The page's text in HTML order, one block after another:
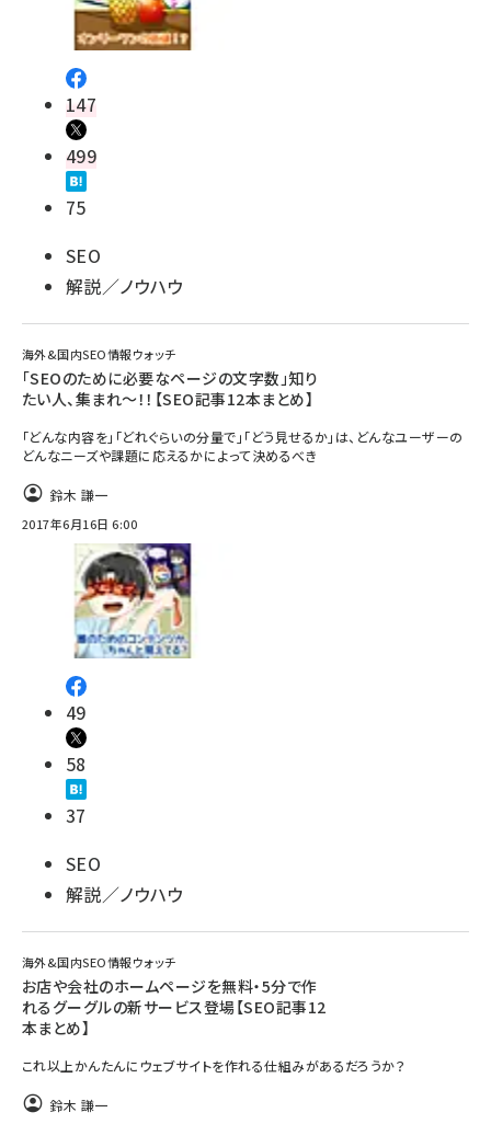
147
499
75
SEO
解説／ノウハウ
海外&国内SEO情報ウォッチ
「SEOのために必要なページの文字数」知り
たい人、集まれ～！！【SEO記事12本まとめ】
「どんな内容を」「どれぐらいの分量で」「どう見せるか」は、どんなユーザーの
どんなニーズや課題に応えるかによって決めるべき
鈴木 謙一
2017年6月16日 6:00
49
58
37
SEO
解説／ノウハウ
海外&国内SEO情報ウォッチ
お店や会社のホームページを無料・5分で作
れるグーグルの新サービス登場【SEO記事12
本まとめ】
これ以上かんたんにウェブサイトを作れる仕組みがあるだろうか？
鈴木 謙一